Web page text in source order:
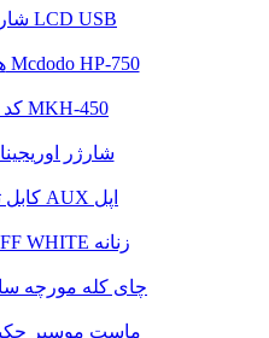
شارژر دیواری مدل LCD USB
هندزفری تایپ سی Mcdodo HP-750
هندزفری ivon کد MKH-450
شارژر
کابل تبدیل لایتنینگ به AUX اپل
تی شرت طرح OFF WHITE زنانه
چای کله مورچه ساده 450 گرمی
ماست موسیر چکیده 250 گرمی